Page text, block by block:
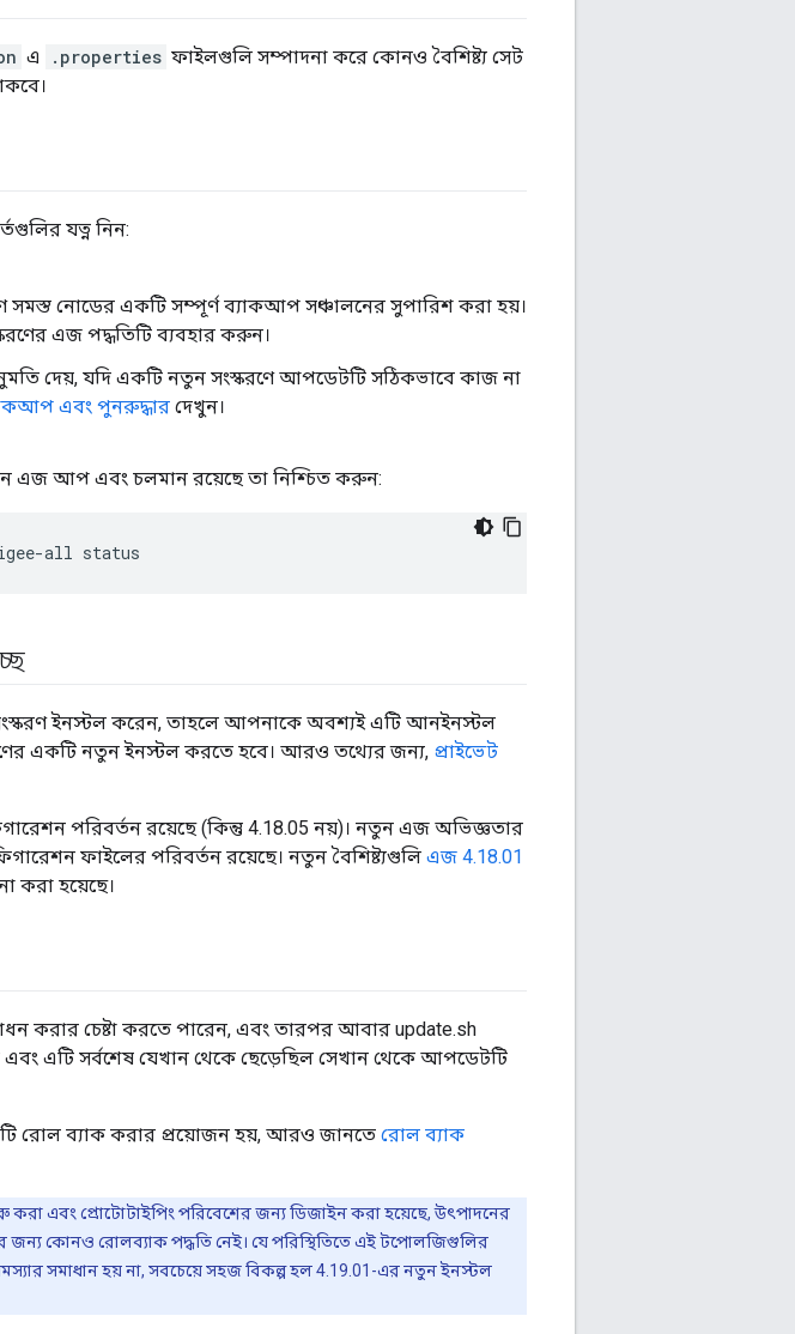
এ .properties ফাইলগুলি সম্পাদনা করে কোনও বৈশিষ্ট্য সেট
যত্ন নিন:
নোডের একটি সম্পূর্ণ ব্যাকআপ সঞ্চালনের সুপারিশ করা হয়।
এজ পদ্ধতিটি ব্যবহার করুন।
দেয়, যদি একটি নতুন সংস্করণে আপডেটটি সঠিকভাবে কাজ না
এবং পুনরুদ্ধার দেখুন।
এজ আপ এবং চলমান রয়েছে তা নিশ্চিত করুন:
all status
ইনস্টল করেন, তাহলে আপনাকে অবশ্যই এটি আনইনস্টল
একটি নতুন ইনস্টল করতে হবে। আরও তথ্যের জন্য, প্রাইভেট
পরিবর্তন রয়েছে (কিন্তু 4.18.05 নয়)। নতুন এজ অভিজ্ঞতার
ফাইলের পরিবর্তন রয়েছে। নতুন বৈশিষ্ট্যগুলি এজ 4.18.01
করা হয়েছে।
করার চেষ্টা করতে পারেন, এবং তারপর আবার update.sh
এটি সর্বশেষ যেখান থেকে ছেড়েছিল সেখান থেকে আপডেটটি
রোল ব্যাক করার প্রয়োজন হয়, আরও জানতে রোল ব্যাক
এবং প্রোটোটাইপিং পরিবেশের জন্য ডিজাইন করা হয়েছে, উৎপাদনের
কোনও রোলব্যাক পদ্ধতি নেই। যে পরিস্থিতিতে এই টপোলজিগুলির
সমাধান হয় না, সবচেয়ে সহজ বিকল্প হল 4.19.01-এর নতুন ইনস্টল